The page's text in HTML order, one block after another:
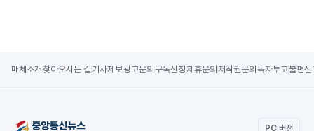
매체소개 찾아오시는 길기사제보광고문의 구독신청제휴문의 저작권문의 독자투고불편신
PC 버전